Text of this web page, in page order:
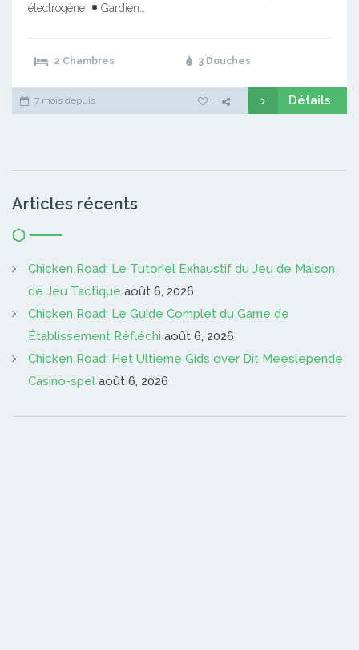
électrogène
Gardien…
2 Chambres 3 Douches
7 mois depuis 1 Détails
Articles récents
Chicken Road: Le Tutoriel Exhaustif du Jeu de Maison
de Jeu Tactique août 6, 2026
Chicken Road: Le Guide Complet du Game de
Établissement Réfléchi août 6, 2026
Chicken Road: Het Ultieme Gids over Dit Meeslepende
Casino-spel août 6, 2026